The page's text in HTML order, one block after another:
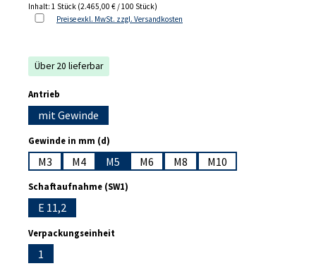
Inhalt: 1 Stück (2.465,00 € / 100 Stück)
Preise exkl. MwSt. zzgl. Versandkosten
Über 20 lieferbar
Antrieb
mit Gewinde
Gewinde in mm (d)
M3 M4 M5 M6 M8 M10
Schaftaufnahme (SW1)
E 11,2
Verpackungseinheit
1